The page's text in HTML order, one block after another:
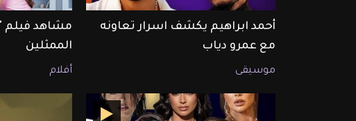
أحمد ابراهيم يكشف اسرار تعاونه
مع عمرو دياب
موسيقى
مشاهد فيلم
الممثلين
أفلام